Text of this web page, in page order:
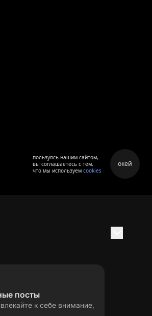
посты
к себе внимание,
пользуясь нашим сайтом,
вы соглашаетесь с тем,
что мы используем cookies
окей